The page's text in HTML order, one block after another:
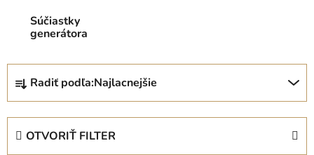
Súčiastky
generátora
R
d
Radiť podľa:Najlacnejšie
OTVORIŤ FILTER